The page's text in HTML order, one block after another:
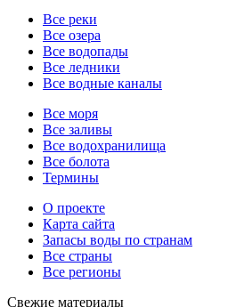
Все реки
Все озера
Все водопады
Все ледники
Все водные каналы
Все моря
Все заливы
Все водохранилища
Все болота
Термины
О проекте
Карта сайта
Запасы воды по странам
Все страны
Все регионы
Свежие материалы